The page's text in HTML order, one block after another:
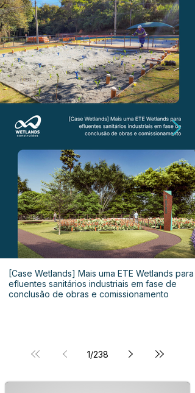
[Case Wetlands] Mais uma ETE Wetlands para
efluentes sanitários industriais em fase de
conclusão de obras e comissionamento
1/238